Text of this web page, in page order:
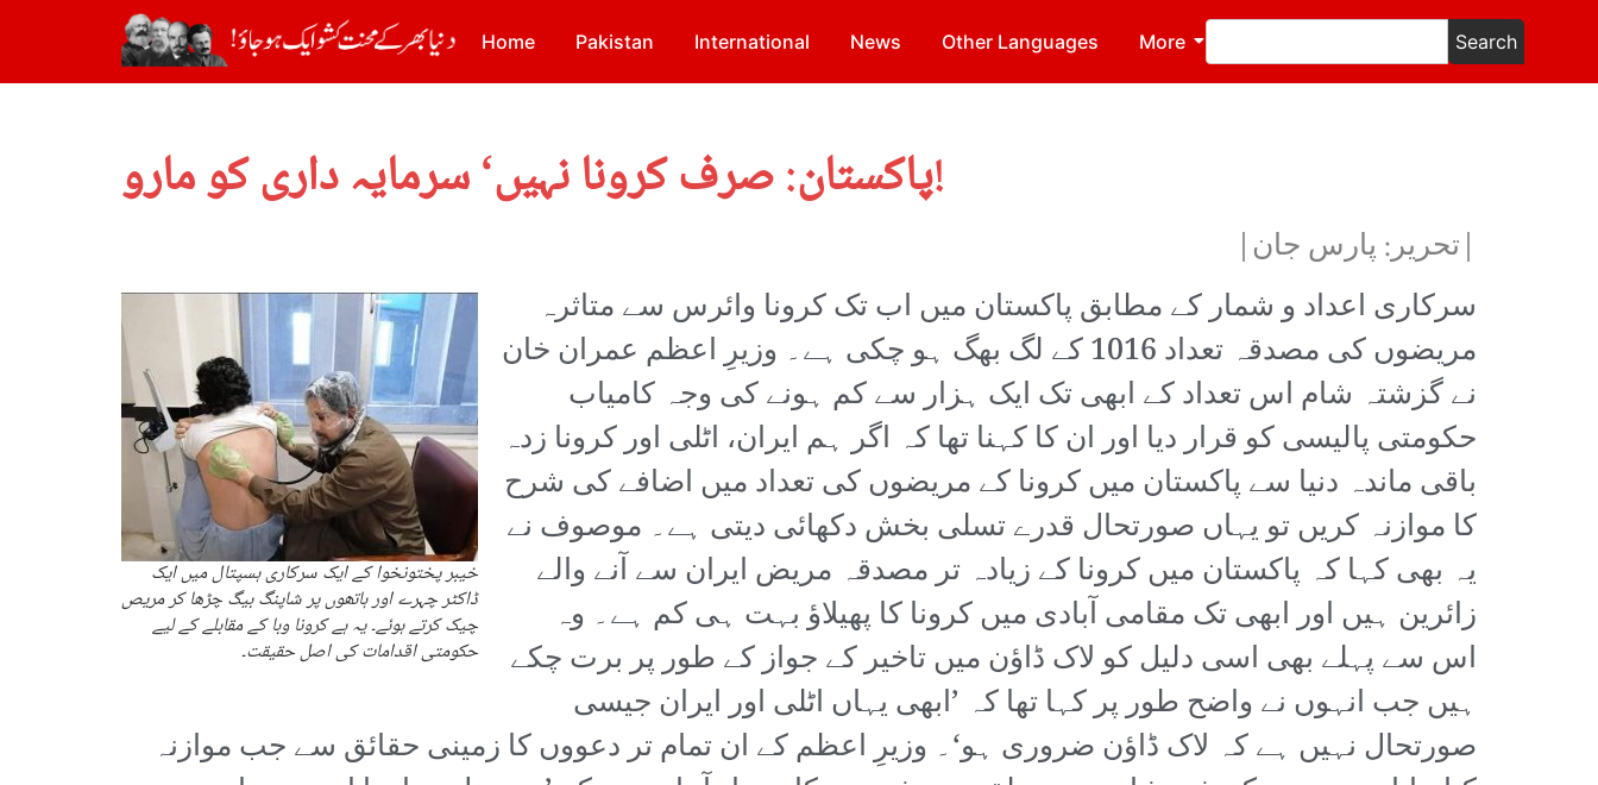
Home Pakistan International News Other Languages More Search
پاکستان: صرف کرونا نہیں‘ سرمایہ داری کو مارو!
|تحریر: پارس جان|
خیبر پختونخوا کے ایک سرکاری ہسپتال میں ایک
ڈاکٹر چہرے اور ہاتھوں پر شاپنگ بیگ چڑھا کر مریص
چیک کرتے ہوئے۔ یہ ہے کرونا وبا کے مقابلے کے لیے
حکومتی اقدامات کی اصل حقیقت۔
سرکاری اعداد و شمار کے مطابق پاکستان میں اب تک کرونا وائرس سے متاثرہ
مریضوں کی مصدقہ تعداد 1016 کے لگ بھگ ہو چکی ہے۔ وزیرِ اعظم عمران خان
نے گزشتہ شام اس تعداد کے ابھی تک ایک ہزار سے کم ہونے کی وجہ کامیاب
حکومتی پالیسی کو قرار دیا اور ان کا کہنا تھا کہ اگر ہم ایران، اٹلی اور کرونا زدہ
باقی ماندہ دنیا سے پاکستان میں کرونا کے مریضوں کی تعداد میں اضافے کی شرح
کا موازنہ کریں تو یہاں صورتحال قدرے تسلی بخش دکھائی دیتی ہے۔ موصوف نے
یہ بھی کہا کہ پاکستان میں کرونا کے زیادہ تر مصدقہ مریض ایران سے آنے والے
زائرین ہیں اور ابھی تک مقامی آبادی میں کرونا کا پھیلاؤ بہت ہی کم ہے۔ وہ
اس سے پہلے بھی اسی دلیل کو لاک ڈاؤن میں تاخیر کے جواز کے طور پر برت چکے
ہیں جب انہوں نے واضح طور پر کہا تھا کہ ’ابھی یہاں اٹلی اور ایران جیسی
صورتحال نہیں ہے کہ لاک ڈاؤن ضروری ہو‘۔ وزیرِ اعظم کے ان تمام تر دعووں کا زمینی حقائق سے جب موازنہ